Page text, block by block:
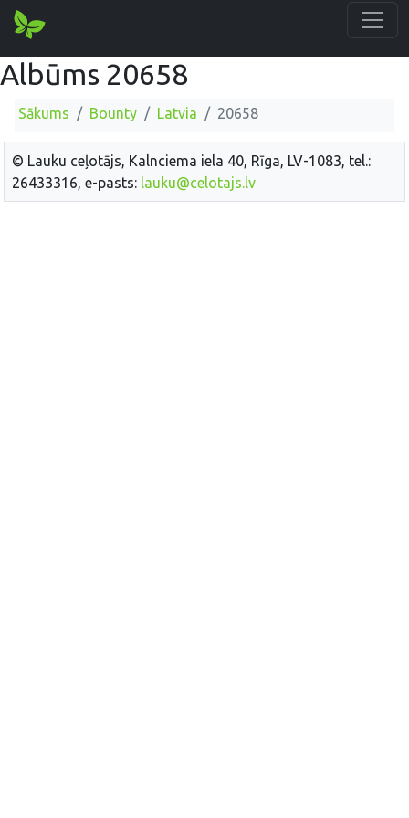
Albūms 20658
Sākums Bounty Latvia 20658
© Lauku ceļotājs, Kalnciema iela 40, Rīga, LV-1083, tel.:
26433316, e-pasts: lauku@celotajs.lv